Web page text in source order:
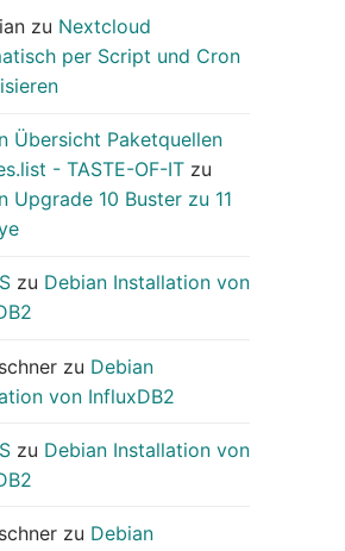
zu Nextcloud
per Script und Cron
Übersicht Paketquellen
- TASTE-OF-IT zu
Upgrade 10 Buster zu 11
zu Debian Installation von
zu Debian
von InfluxDB2
zu Debian Installation von
zu Debian